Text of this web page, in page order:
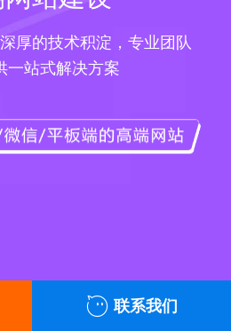
厚的技术积淀，专业团队
一站式解决方案
联系我们